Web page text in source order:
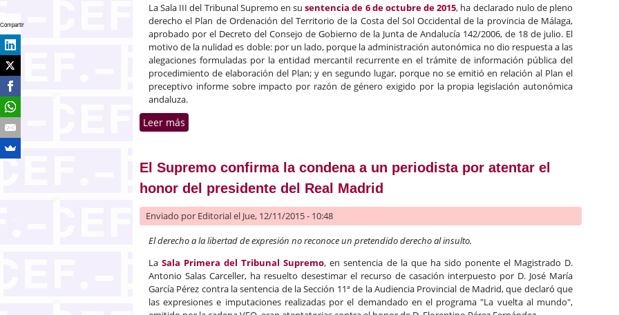
La Sala III del Tribunal Supremo en susentencia de 6 de octubre de 2015, ha declarado nulo de pleno
derecho el Plan de Ordenación del Territorio de la Costa del Sol Occidental de la provincia de Málaga,
aprobado por el Decreto del Consejo de Gobierno de la Junta de Andalucía 142/2006, de 18 de julio. El
motivo de la nulidad es doble: por un lado, porque la administración autonómica no dio respuesta a las
alegaciones formuladas por la entidad mercantil recurrente en el trámite de información pública del
procedimiento de elaboración del Plan; y en segundo lugar, porque no se emitió en relación al Plan el
preceptivo informe sobre impacto por razón de género exigido por la propia legislación autonómica
andaluza.
Leer más
El Supremo confirma la condena a un periodista por atentar el
honor del presidente del Real Madrid
Enviado por Editorialel Jue, 12/11/2015 - 10:48
El derecho a la libertad de expresión no reconoce un pretendido derecho al insulto.
LaSala Primera del Tribunal Supremo, en sentencia de la que ha sido ponente el Magistrado D.
Antonio Salas Carceller, ha resuelto desestimar el recurso de casación interpuesto por D. José María
García Pérez contra la sentencia de la Sección 11ª de la Audiencia Provincial de Madrid, que declaró que
las expresiones e imputaciones realizadas por el demandado en el programa "La vuelta al mundo",
Compartir